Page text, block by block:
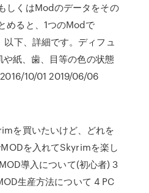
しくはModのデータをその
めると、1つのModで
下、詳細です。ディフュ
紙、歯、目等の色の状態
10/01 2019/06/06
を買いたいけど、どれを
を入れてSkyrimを楽し
導入について(初心者) 3
生産方法について 4 PC